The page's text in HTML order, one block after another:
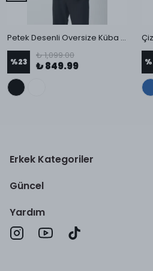
Petek Desenli Oversize Küba Yaka Erkek Gömlek
%23
₺ 1,099.00
₺ 849.99 %
Erkek Kategoriler
Güncel
Yardım